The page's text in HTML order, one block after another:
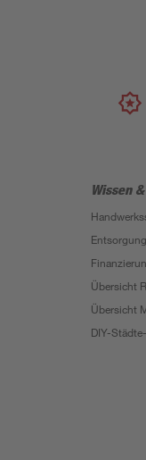
Wissen
Übersicht
Übersicht
DIY-